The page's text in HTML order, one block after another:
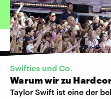
Swifties und Co.
Warum wir zu
Taylor Swift ist eine der